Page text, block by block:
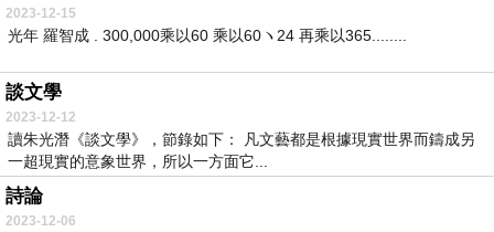
2023-12-15
光年 羅智成 . 300,000乘以60 乘以60ヽ24 再乘以365........
談文學
2023-12-12
讀朱光潛《談文學》，節錄如下： 凡文藝都是根據現實世界而鑄成另
一超現實的意象世界，所以一方面它...
詩論
2023-12-06